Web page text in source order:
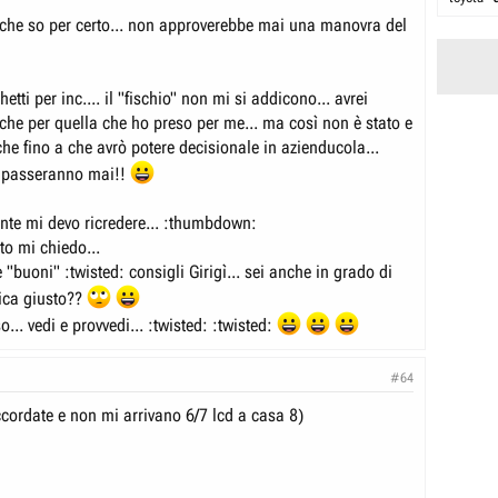
Clicca per allargare...
Clicca per allargare...
è crederci!!
ma... non mi pareva di aver mai negato una risposta a
fino ad ora!
8)
amico potresti comprarlo con la tua azienducola e rigirarglielo, a
senza l'iva !!!!!!!
cuore
so per certo... non approverebbe mai una manovra del
per inc.... il "fischio" non mi si addicono... avrei
per quella che ho preso per me... ma così non è stato e
fino a che avrò potere decisionale in azienducola...
mai!!
mi devo ricredere... :thumbdown:
mi chiedo...
"buoni" :twisted: consigli Girigì... sei anche in grado di
giusto??
vedi e provvedi... :twisted: :twisted:
#64
e non mi arrivano 6/7 lcd a casa 8)